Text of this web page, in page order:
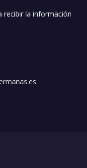
recibir la información